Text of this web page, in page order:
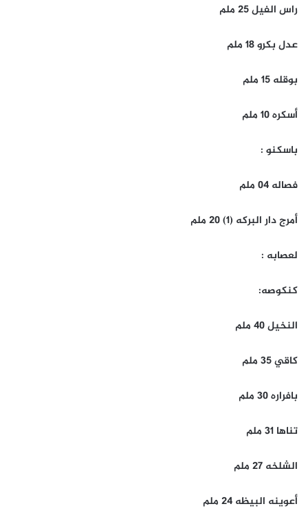
راس الفيل 25 ملم
عدل بكرو 18 ملم
بوقله 15 ملم
أسكره 10 ملم
باسكنو :
فصاله 04 ملم
أمرج دار البركه (1) 20 ملم
لعصابه :
كنكوصه:
النخيل 40 ملم
كاقي 35 ملم
بافراره 30 ملم
تناها 31 ملم
الشلخه 27 ملم
أعوينه البيظه 24 ملم